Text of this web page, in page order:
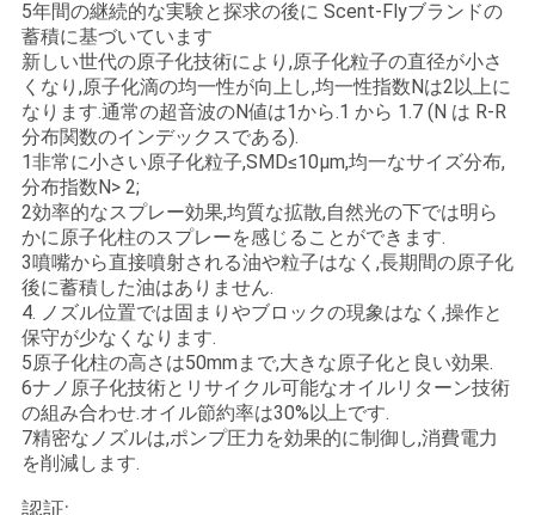
5年間の継続的な実験と探求の後に Scent-Flyブランドの
蓄積に基づいています
新しい世代の原子化技術により,原子化粒子の直径が小さ
くなり,原子化滴の均一性が向上し,均一性指数Nは2以上に
なります.通常の超音波のN値は1から.1 から 1.7 (N は R-R
分布関数のインデックスである).
1非常に小さい原子化粒子,SMD≤10μm,均一なサイズ分布,
分布指数N> 2;
2効率的なスプレー効果,均質な拡散,自然光の下では明ら
かに原子化柱のスプレーを感じることができます.
3噴嘴から直接噴射される油や粒子はなく,長期間の原子化
後に蓄積した油はありません.
4. ノズル位置では固まりやブロックの現象はなく,操作と
保守が少なくなります.
5原子化柱の高さは50mmまで,大きな原子化と良い効果.
6ナノ原子化技術とリサイクル可能なオイルリターン技術
の組み合わせ.オイル節約率は30%以上です.
7精密なノズルは,ポンプ圧力を効果的に制御し,消費電力
を削減します.
認証: